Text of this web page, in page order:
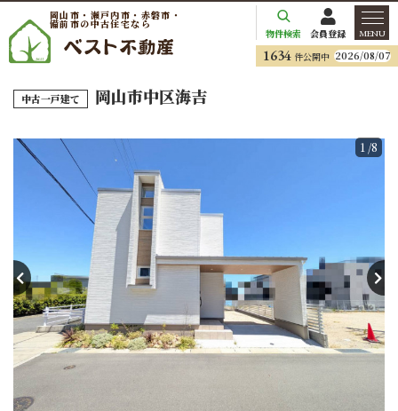
岡山市・瀬戸内市・赤磐市・
備前市の中古住宅なら
物件検索 会員登録 MENU
1634 件公開中 2026/08/07
中古一戸建て 岡山市中区海吉
1 /8